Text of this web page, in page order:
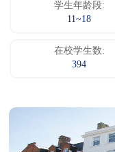
学生年龄段:
11~18
在校学生数:
394